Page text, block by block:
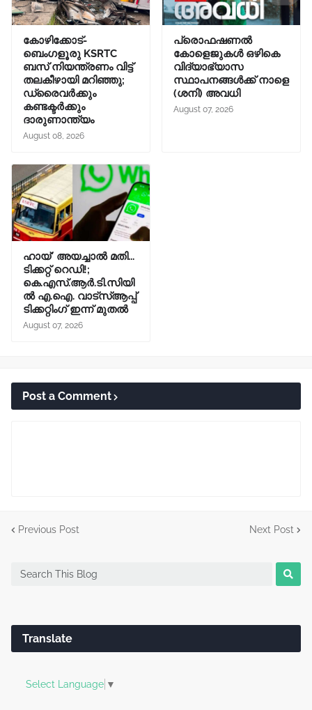
കോഴിക്കോട്-
ബെംഗളൂരു KSRTC
ബസ് നിയന്ത്രണം വിട്ട്
തലകീഴായി മറിഞ്ഞു;
ഡ്രൈവർക്കും
കണ്ടക്ടർക്കും
ദാരുണാന്ത്യം
August 08, 2026
പ്രൊഫഷണൽ
കോളെജുകൾ ഒഴികെ
വിദ്യാഭ്യാസ
സ്ഥാപനങ്ങൾക്ക് നാളെ
(ശനി) അവധി
August 07, 2026
ഹായ്' അയച്ചാല്‍ മതി...
ടിക്കറ്റ് റെഡി!;
കെ.എസ്.ആര്‍.ടി.സിയി
ല്‍ എ.ഐ. വാട്സ്ആപ്പ്
ടിക്കറ്റിംഗ് ഇന്ന് മുതല്‍
August 07, 2026
Post a Comment
Previous Post Next Post
Translate
Select Language ▼